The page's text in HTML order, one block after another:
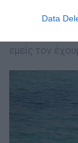
Data
αναλυτικό
εµείς τον